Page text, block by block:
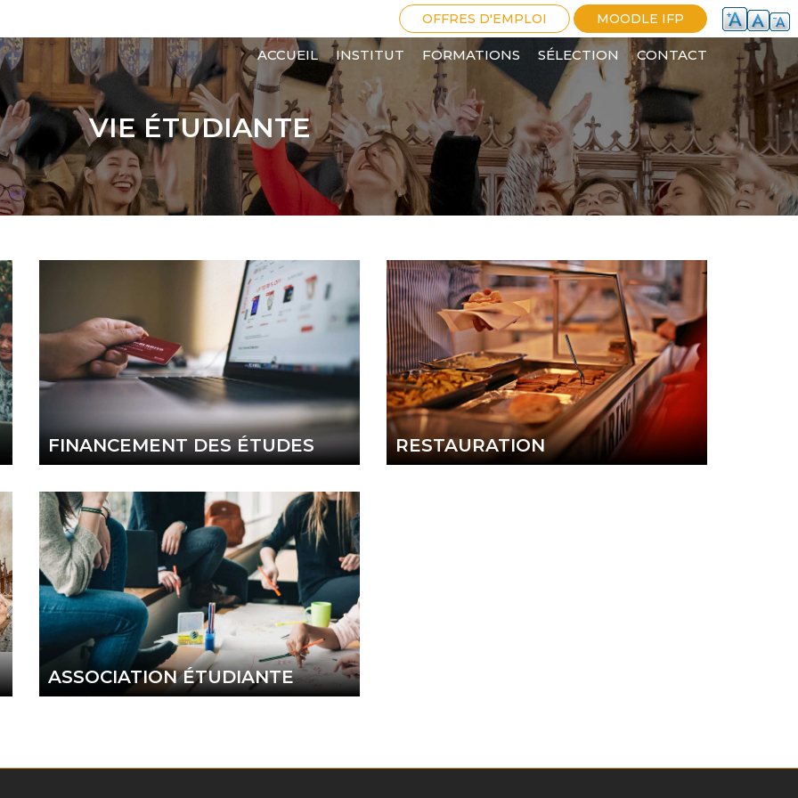
OFFRES D'EMPLOI MOODLE IFP
VIE ÉTUDIANTE
MAIN
NAVIGATION
ACCUEIL INSTITUT FORMATIONS SÉLECTION CONTACT
FINANCEMENT DES ÉTUDES RESTAURATION
ASSOCIATION ÉTUDIANTE